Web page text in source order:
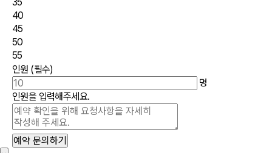
40
45
50
55
인원 (필수)
명
인원을 입력해주세요.
예약 문의하기